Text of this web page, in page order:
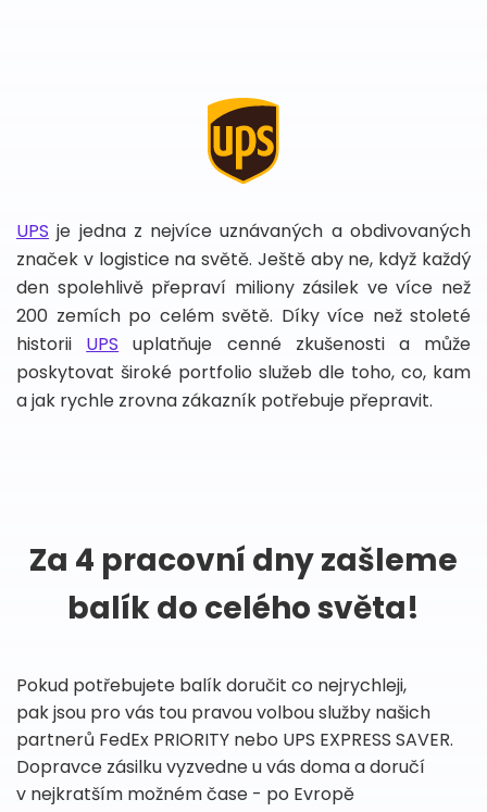
UPS je jedna z nejvíce uznávaných a obdivovaných
značek v logistice na světě. Ještě aby ne, když každý
den spolehlivě přepraví miliony zásilek ve více než
200 zemích po celém světě. Díky více než stoleté
historii UPS uplatňuje cenné zkušenosti a může
poskytovat široké portfolio služeb dle toho, co, kam
a jak rychle zrovna zákazník potřebuje přepravit.
Za 4 pracovní dny zašleme
balík do celého světa!
Pokud potřebujete balík doručit co nejrychleji,
pak jsou pro vás tou pravou volbou služby našich
partnerů FedEx PRIORITY nebo UPS EXPRESS SAVER.
Dopravce zásilku vyzvedne u vás doma a doručí
v nejkratším možném čase - po Evropě